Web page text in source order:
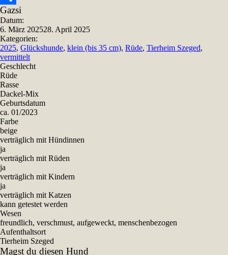
Teilen
Gazsi
Datum:
6. März 202528. April 2025
Kategorien:
2025, Glückshunde, klein (bis 35 cm), Rüde, Tierheim Szeged,
vermittelt
Geschlecht
Rüde
Rasse
Dackel-Mix
Geburtsdatum
ca. 01/2023
Farbe
beige
verträglich mit Hündinnen
ja
verträglich mit Rüden
ja
verträglich mit Kindern
ja
verträglich mit Katzen
kann getestet werden
Wesen
freundlich, verschmust, aufgeweckt, menschenbezogen
Aufenthaltsort
Tierheim Szeged
Magst du diesen Hund